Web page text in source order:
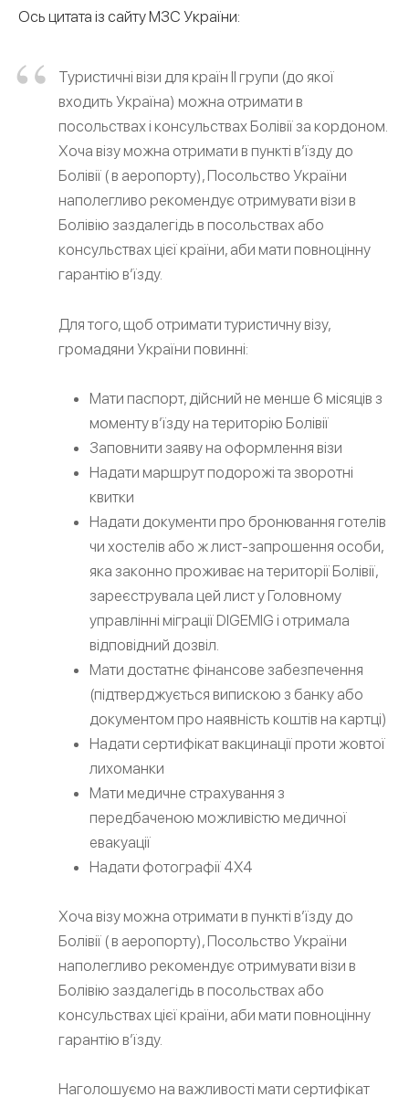
Ось цитата із сайту МЗС України:
Туристичні візи для країн II групи (до якої
входить Україна) можна отримати в
посольствах і консульствах Болівії за кордоном.
Хоча візу можна отримати в пункті в’їзду до
Болівії ( в аеропорту), Посольство України
наполегливо рекомендує отримувати візи в
Болівію заздалегідь в посольствах або
консульствах цієї країни, аби мати повноцінну
гарантію в’їзду.
Для того, щоб отримати туристичну візу,
громадяни України повинні:
Мати паспорт, дійсний не менше 6 місяців з
моменту в’їзду на територію Болівії
Заповнити заяву на оформлення візи
Надати маршрут подорожі та зворотні
квитки
Надати документи про бронювання готелів
чи хостелів або ж лист-запрошення особи,
яка законно проживає на території Болівії,
зареєструвала цей лист у Головному
управлінні міграції DIGEMIG і отримала
відповідний дозвіл.
Мати достатнє фінансове забезпечення
(підтверджується випискою з банку або
документом про наявність коштів на картці)
Надати сертифікат вакцинації проти жовтої
лихоманки
Мати медичне страхування з
передбаченою можливістю медичної
евакуації
Надати фотографії 4X4
Хоча візу можна отримати в пункті в’їзду до
Болівії ( в аеропорту), Посольство України
наполегливо рекомендує отримувати візи в
Болівію заздалегідь в посольствах або
консульствах цієї країни, аби мати повноцінну
гарантію в’їзду.
Наголошуємо на важливості мати сертифікат